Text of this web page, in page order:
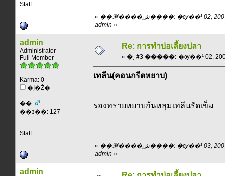
Staff
« ��䢤����ش����: �ѹ��¹ 02, 2009, 07:09:21 am ��
admin »
admin
Administrator
Full Member
Karma: 0
�Ϳ�Ź�
��:
��з��: 127
Staff
Re: การทำบ่อเลี้ยงปลา
« �ͺ #3 �����: �ѹ��¹ 02,
เทลีน(คอนกรีตหยาบ)
รองทรายหยาบก้นหลุมเทลีนรัดเข็ม
« ��䢤����ش����: �ѹ��¹ 03, 2009, 16:04:28 pm ��
admin »
admin